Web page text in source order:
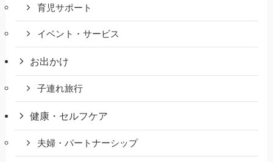
育児サポート
イベント・サービス
お出かけ
子連れ旅行
健康・セルフケア
夫婦・パートナーシップ